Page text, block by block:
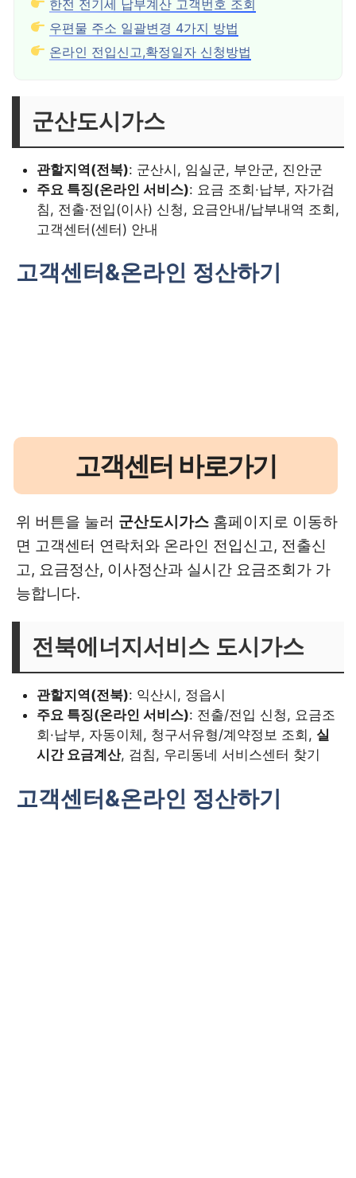
한전 전기세 납부계산 고객번호 조회
우편물 주소 일괄변경 4가지 방법
온라인 전입신고,확정일자 신청방법
군산도시가스
관할지역(전북): 군산시, 임실군, 부안군, 진안군
주요 특징(온라인 서비스): 요금 조회·납부, 자가검
침, 전출·전입(이사) 신청, 요금안내/납부내역 조회,
고객센터(센터) 안내
고객센터&온라인 정산하기
고객센터 바로가기
위 버튼을 눌러 군산도시가스 홈페이지로 이동하
면 고객센터 연락처와 온라인 전입신고, 전출신
고, 요금정산, 이사정산과 실시간 요금조회가 가
능합니다.
전북에너지서비스 도시가스
관할지역(전북): 익산시, 정읍시
주요 특징(온라인 서비스): 전출/전입 신청, 요금조
회·납부, 자동이체, 청구서유형/계약정보 조회, 실
시간 요금계산, 검침, 우리동네 서비스센터 찾기
고객센터&온라인 정산하기